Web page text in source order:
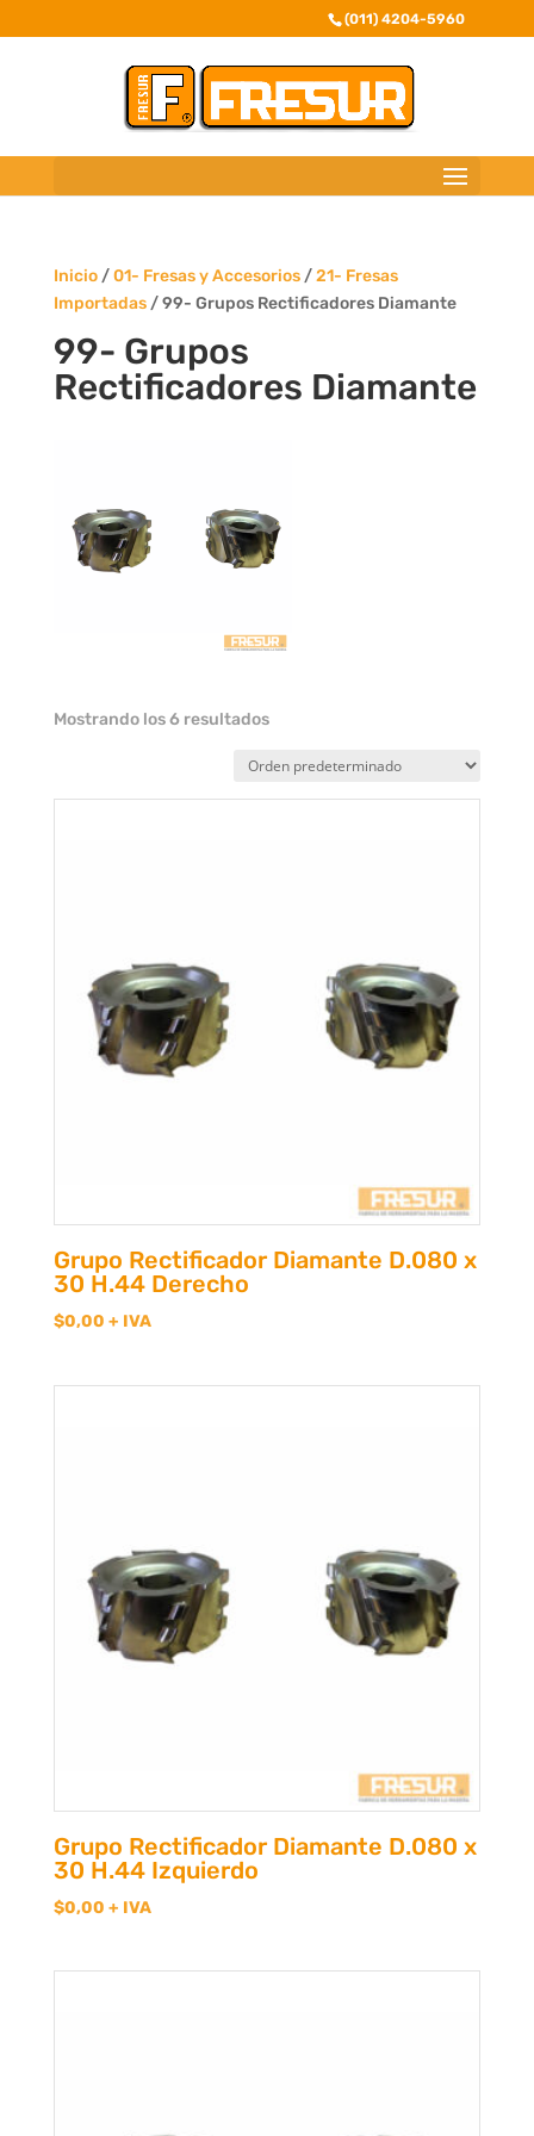
(011) 4204-5960
Inicio/01- Fresas y Accesorios/21- Fresas
Importadas/ 99- Grupos Rectificadores Diamante
99- Grupos
Rectificadores Diamante
Mostrando los 6 resultados
Grupo Rectificador Diamante D.080 x
30 H.44 Derecho
$0,00 + IVA
Grupo Rectificador Diamante D.080 x
30 H.44 Izquierdo
$0,00 + IVA